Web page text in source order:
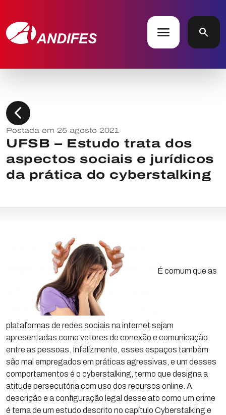
menu search
chevron_left
Postada em 25 agosto 2021
UFSB – Estudo trata dos
aspectos sociais e jurídicos
da prática do cyberstalking
É comum que as
plataformas de redes sociais na internet sejam
apresentadas como vetores de conexão e comunicação
entre as pessoas. Infelizmente, esses espaços também
são mal empregados em práticas agressivas, e um desses
comportamentos é o cyberstalking, termo que designa a
atitude persecutória com uso dos recursos online. A
descrição e a configuração legal desse ato como um crime
é tema de um estudo descrito no capítulo Cyberstalking e